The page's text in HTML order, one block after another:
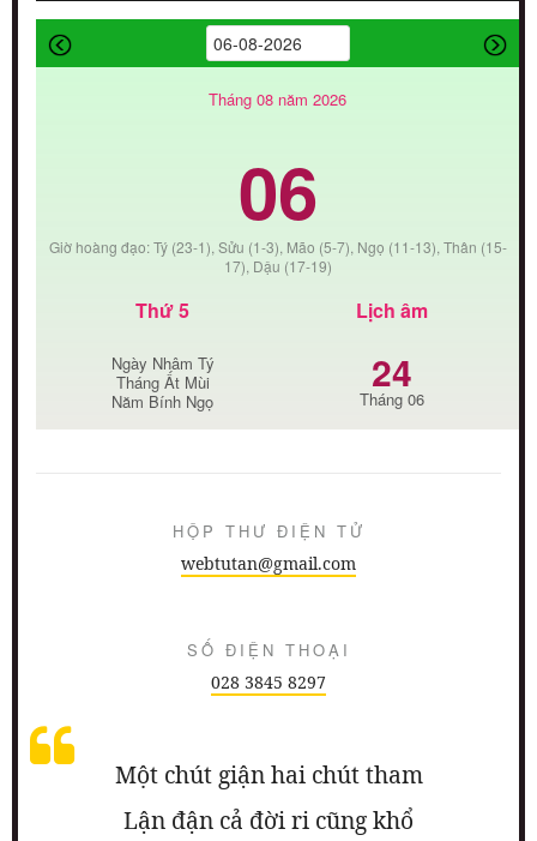
Tháng 08 năm 2026
06
Giờ hoàng đạo: Tý (23-1), Sửu (1-3), Mão (5-7), Ngọ (11-13), Thân (15-
17), Dậu (17-19)
Thứ 5
Ngày Nhâm Tý
Tháng Ất Mùi
Năm Bính Ngọ
Lịch âm
24
Tháng 06
HỘP THƯ ĐIỆN TỬ
webtutan@gmail.com
SỐ ĐIỆN THOẠI
028 3845 8297
Một chút giận hai chút tham
Lận đận cả đời ri cũng khổ